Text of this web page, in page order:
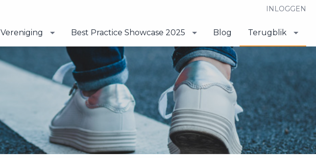
INLOGGEN
Vereniging Best Practice Showcase 2025 Blog Terugblik